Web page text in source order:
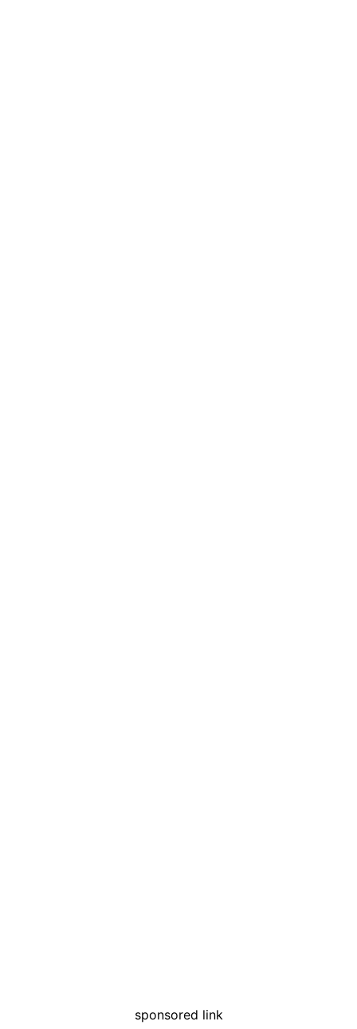
sponsored link